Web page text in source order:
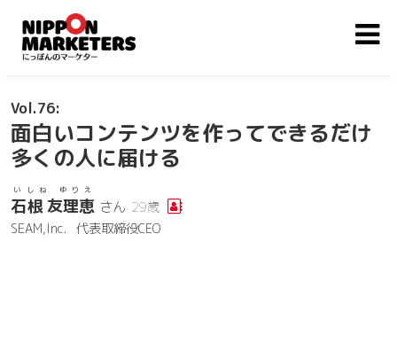
76
面白いコンテンツを作ってできるだけ
多くの人に届ける
石根 友理恵
いしね ゆりえ
さん 29歳
SEAM,Inc.
代表取締役CEO